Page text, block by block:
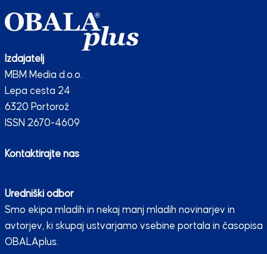
Izdajatelj
MBM Media d.o.o.
Lepa cesta 24
6320 Portorož
ISSN 2670-4609
Kontaktirajte nas
Uredniški odbor
Smo ekipa mladih in nekaj manj mladih novinarjev in
avtorjev, ki skupaj ustvarjamo vsebine portala in časopisa
OBALAplus.